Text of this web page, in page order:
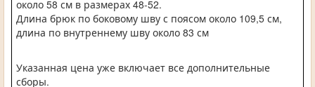
около 58 см в размерах 48-52.
Длина брюк по боковому шву с поясом около 109,5 см,
длина по внутреннему шву около 83 см
Указанная цена уже включает все дополнительные
сборы.